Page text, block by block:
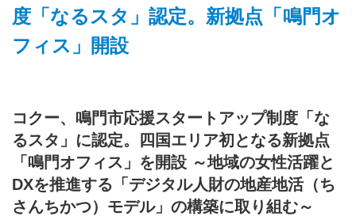
度「なるスタ」認定。新拠点「鳴門オ
フィス」開設
コクー、鳴門市応援スタートアップ制度「な
るスタ」に認定。四国エリア初となる新拠点
「鳴門オフィス」を開設 ～地域の女性活躍と
DXを推進する「デジタル人財の地産地活（ち
さんちかつ）モデル」の構築に取り組む～